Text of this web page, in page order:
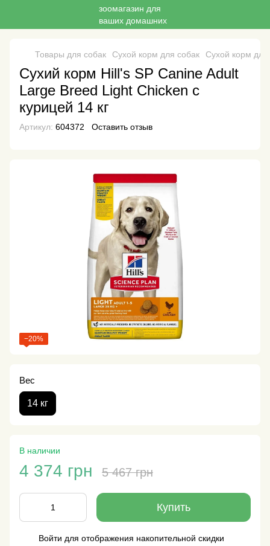
Товары для собак Сухой корм для собак Сухой корм для
Сухий корм Hill's SP Canine Adult
Large Breed Light Chicken с
курицей 14 кг
Артикул: 604372 Оставить отзыв
−20%
Вес
14 кг
В наличии
4 374 грн 5 467 грн
Купить
Войти для отображения накопительной скидки